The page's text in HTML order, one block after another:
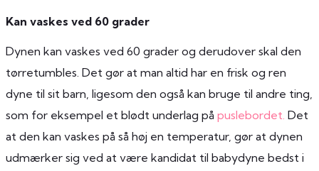
Kan vaskes ved 60 grader
Dynen kan vaskes ved 60 grader og derudover skal den
tørretumbles. Det gør at man altid har en frisk og ren
dyne til sit barn, ligesom den også kan bruge til andre ting,
som for eksempel et blødt underlag på puslebordet. Det
at den kan vaskes på så høj en temperatur, gør at dynen
udmærker sig ved at være kandidat til babydyne bedst i